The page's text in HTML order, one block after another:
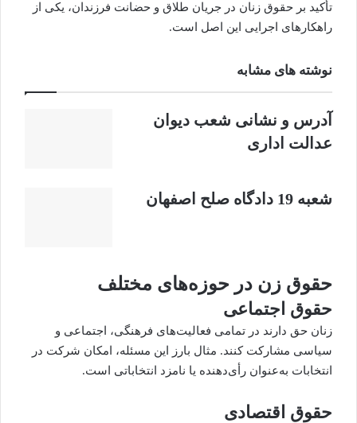
تأکید بر حقوق زنان در جریان طلاق و حضانت فرزندان، یکی از
راهکارهای اجرایی این اصل است.
نوشته های مشابه
آدرس و نشانی شعب دیوان
عدالت اداری
شعبه 19 دادگاه صلح اصفهان
حقوق زن در حوزه‌های مختلف
حقوق اجتماعی
زنان حق دارند در تمامی فعالیت‌های فرهنگی، اجتماعی و
سیاسی مشارکت کنند. مثال بارز این مسئله، امکان شرکت در
انتخابات به‌عنوان رأی‌دهنده یا نامزد انتخاباتی است.
حقوق اقتصادی